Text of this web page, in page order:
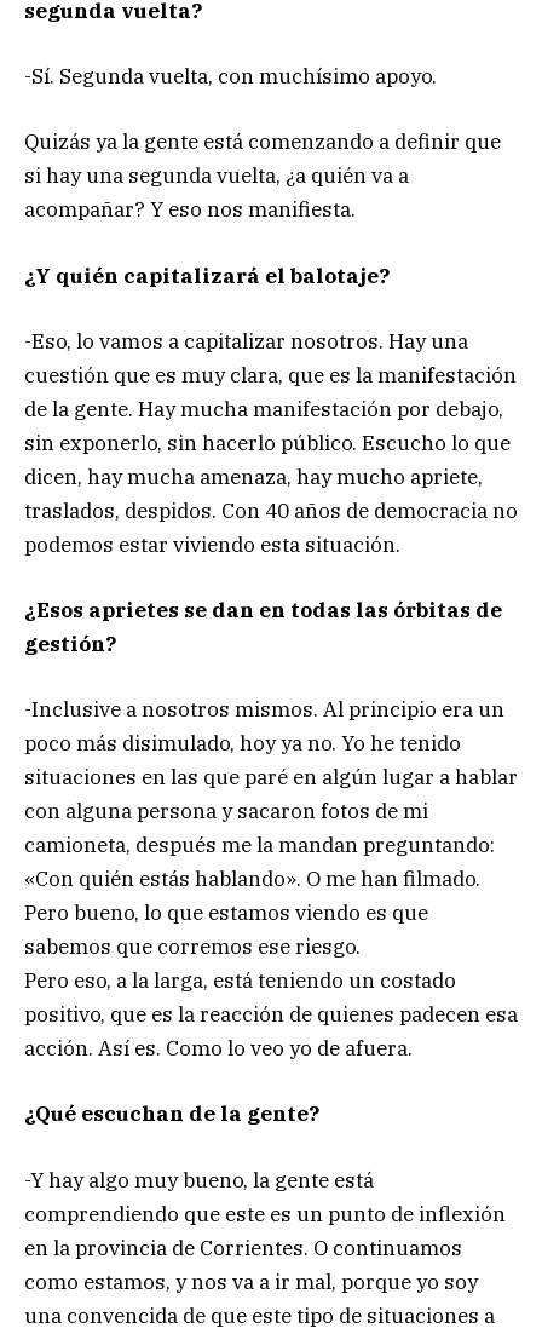
segunda vuelta?
-Sí. Segunda vuelta, con muchísimo apoyo.
Quizás ya la gente está comenzando a definir que
si hay una segunda vuelta, ¿a quién va a
acompañar? Y eso nos manifiesta.
¿Y quién capitalizará el balotaje?
-Eso, lo vamos a capitalizar nosotros. Hay una
cuestión que es muy clara, que es la manifestación
de la gente. Hay mucha manifestación por debajo,
sin exponerlo, sin hacerlo público. Escucho lo que
dicen, hay mucha amenaza, hay mucho apriete,
traslados, despidos. Con 40 años de democracia no
podemos estar viviendo esta situación.
¿Esos aprietes se dan en todas las órbitas de
gestión?
-Inclusive a nosotros mismos. Al principio era un
poco más disimulado, hoy ya no. Yo he tenido
situaciones en las que paré en algún lugar a hablar
con alguna persona y sacaron fotos de mi
camioneta, después me la mandan preguntando:
«Con quién estás hablando». O me han filmado.
Pero bueno, lo que estamos viendo es que
sabemos que corremos ese riesgo.
Pero eso, a la larga, está teniendo un costado
positivo, que es la reacción de quienes padecen esa
acción. Así es. Como lo veo yo de afuera.
¿Qué escuchan de la gente?
-Y hay algo muy bueno, la gente está
comprendiendo que este es un punto de inflexión
en la provincia de Corrientes. O continuamos
como estamos, y nos va a ir mal, porque yo soy
una convencida de que este tipo de situaciones a